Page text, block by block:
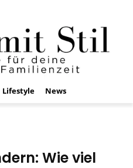
Lifestyle News
Wie viel